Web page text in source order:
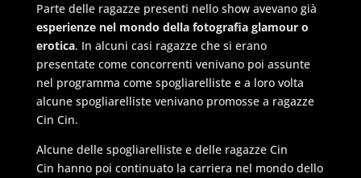
Parte delle ragazze presenti nello show avevano già
esperienze nel mondo della fotografia glamour o
erotica. In alcuni casi ragazze che si erano
presentate come concorrenti venivano poi assunte
nel programma come spogliarelliste e a loro volta
alcune spogliarelliste venivano promosse a ragazze
Cin Cin.
Alcune delle spogliarelliste e delle ragazze Cin
Cin hanno poi continuato la carriera nel mondo dello